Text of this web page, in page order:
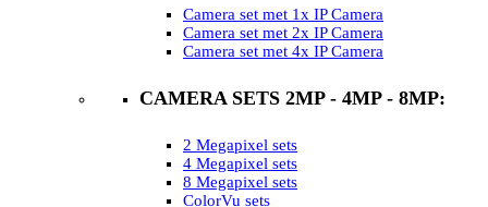
Camera set met 1x IP Camera
Camera set met 2x IP Camera
Camera set met 4x IP Camera
CAMERA SETS 2MP - 4MP - 8MP:
2 Megapixel sets
4 Megapixel sets
8 Megapixel sets
ColorVu sets